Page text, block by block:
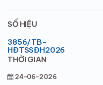
SỐ HIỆU
3856/TB-
HĐTSSĐH2026
THỜI GIAN
24-06-2026